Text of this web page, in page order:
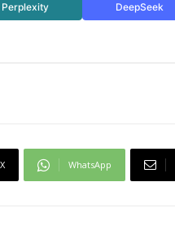
Perplexity DeepSeek
X WhatsApp